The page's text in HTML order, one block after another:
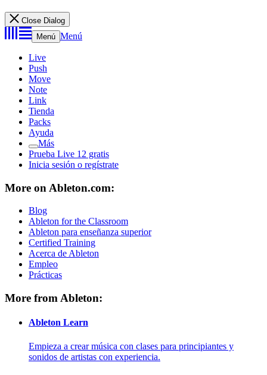
Close Dialog
Menú Menú
Live
Push
Move
Note
Link
Tienda
Packs
Ayuda
Más
Prueba Live 12 gratis
Inicia sesión o regístrate
More on Ableton.com:
Blog
Ableton for the Classroom
Ableton para enseñanza superior
Certified Training
Acerca de Ableton
Empleo
Prácticas
More from Ableton:
Ableton Learn
Empieza a crear música con clases para principiantes y
sonidos de artistas con experiencia.